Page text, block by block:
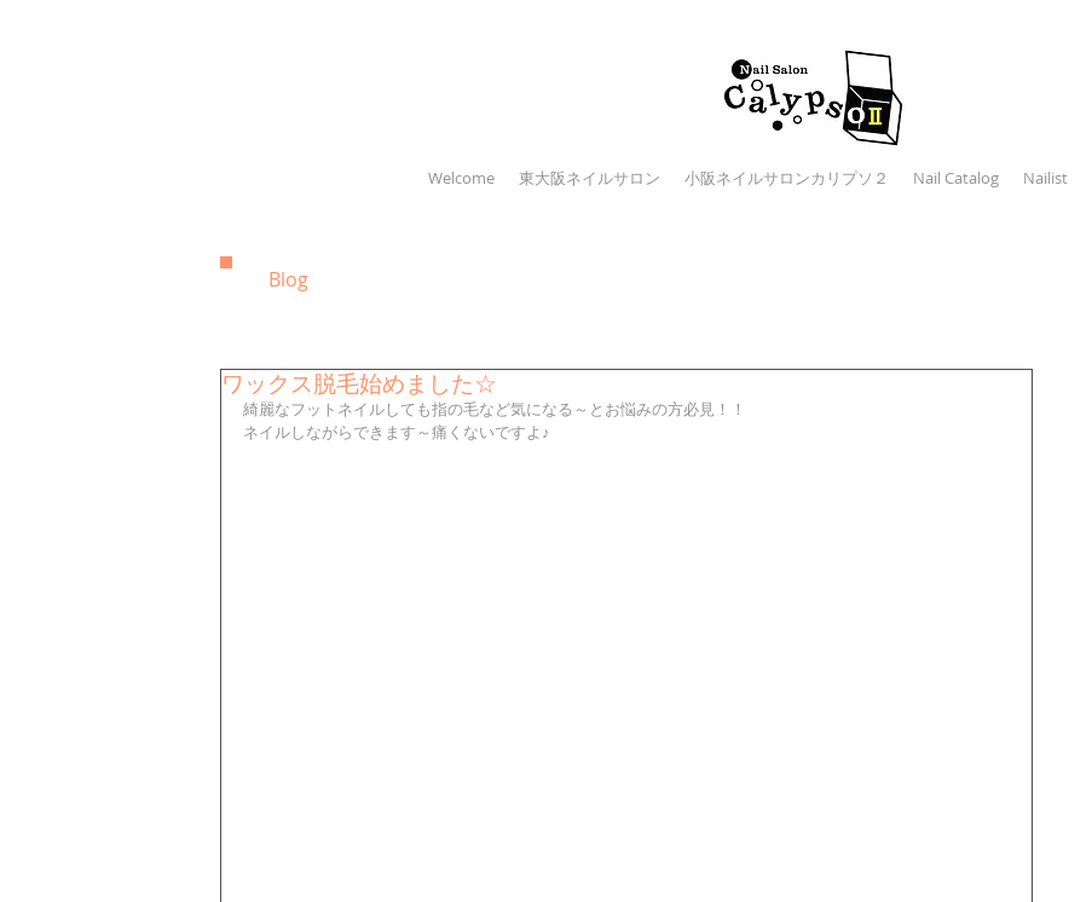
Welcome 東大阪ネイルサロン 小阪ネイルサロンカリプソ２ Nail Catalog Nailist
Blog
ワックス脱毛始めました☆
綺麗なフットネイルしても指の毛など気になる～とお悩みの方必見！！
ネイルしながらできます～痛くないですよ♪